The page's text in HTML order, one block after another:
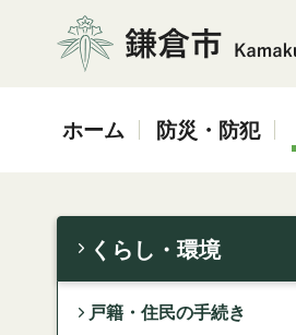
鎌倉市
ホーム 防災・防犯
くらし・環境
戸籍・住民の手続き